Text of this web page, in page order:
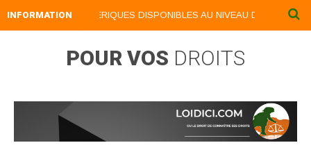
INFORMATION
NOS LIVRES NUMERIQUES DISPONIBLES AU NIVEAU DU MENU
POUR VOS DROITS